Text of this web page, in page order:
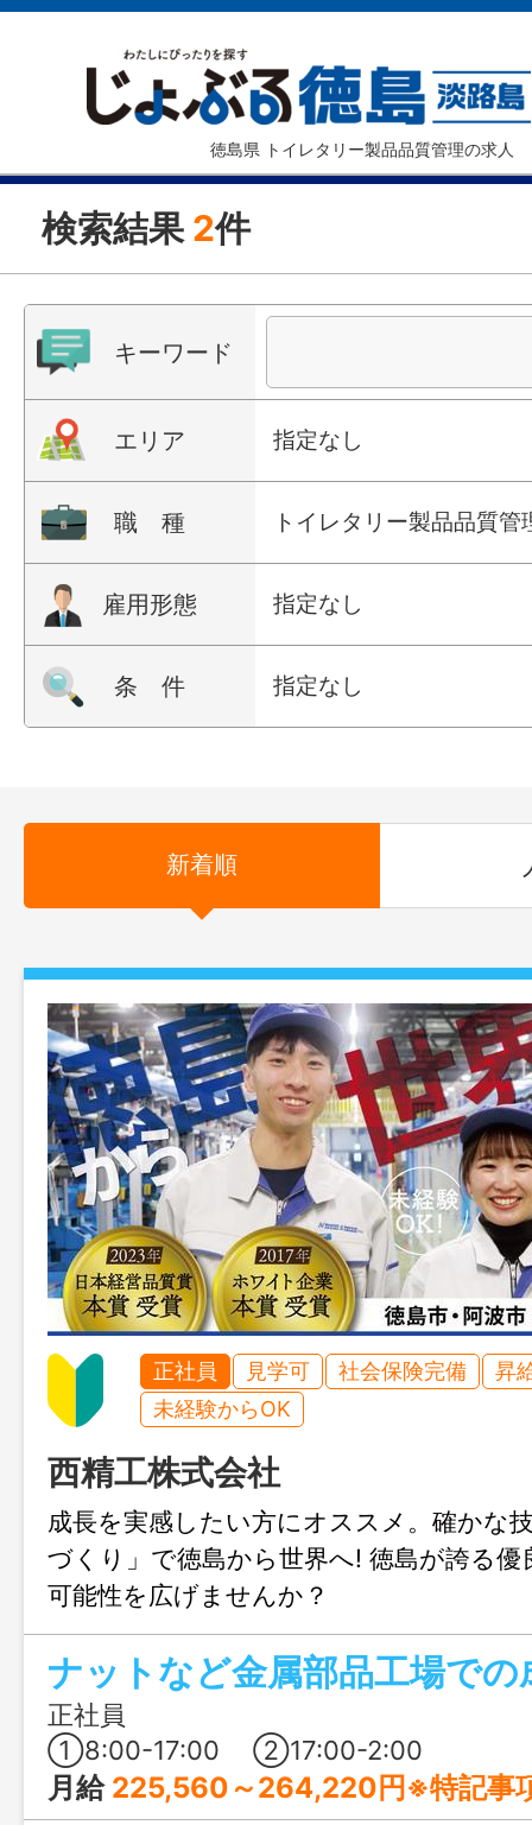
徳島県 トイレタリー製品品質管理の求人
検索結果 2件
キーワード
エリア 指定なし
職 種 トイレタリー製品品質管
雇用形態 指定なし
条 件 指定なし
新着順
正社員 見学可 社会保険完備
昇
未経験からOK
西精工株式会社
成長を実感したい方にオススメ。確かな
づくり」で徳島から世界へ! 徳島が誇る優
可能性を広げませんか？
正社員
①8:00-17:00 ②17:00-2:00
月給 225,560～264,220円※特記事